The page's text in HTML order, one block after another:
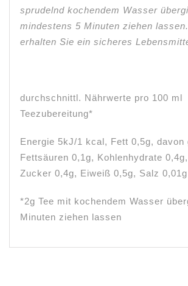
sprudelnd kochendem Wasser
mindestens 5 Minuten ziehen
erhalten Sie ein sicheres
durchschnittl. Nährwerte pro 100 ml
Teezubereitung*
Energie 5kJ/1 kcal, Fett 0,5g, davon
Fettsäuren 0,1g, Kohlenhydrate
Zucker 0,4g, Eiweiß 0,5g, Salz 0,01g
*2g Tee mit kochendem Wasser
Minuten ziehen lassen